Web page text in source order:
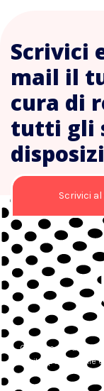
Scrivici
mail il
cura di
tutti gli
Scrivici al
Guidiamo le
sviluppando sulle